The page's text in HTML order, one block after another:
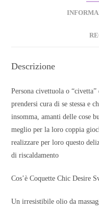
Descrizione
Persona civettuola o
prendersi cura di se stessa e
insomma, amanti delle cose
meglio per la loro coppia
realizzare per loro questo
di riscaldamento
Cos’è Coquette Chic Desire
Un irresistibile olio da